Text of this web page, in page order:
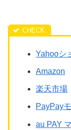
Yahooシ
Amazon
楽天市場
PayPay
au PAY